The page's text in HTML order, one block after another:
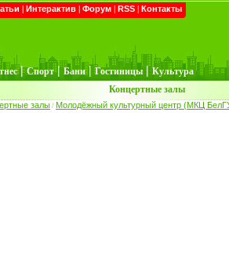
| Интерактив | Форум | RSS | Контакты
| Спорт | Бани | Гостиницы | Культура
Концертные залы
залы / Молодёжный культурный центр (МКЦ